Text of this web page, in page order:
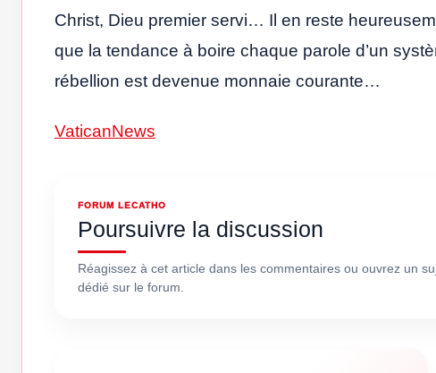
Christ, Dieu premier servi… Il en reste
que la tendance à boire chaque parole d’un
rébellion est devenue monnaie courante…
VaticanNews
FORUM LECATHO
Poursuivre la discussion
Réagissez à cet article dans les commentaires ou ouvrez un
dédié sur le forum.